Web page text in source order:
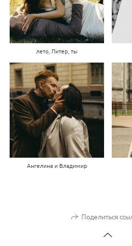
лето, Питер, ты
Ангелина и Владимир
Поделиться